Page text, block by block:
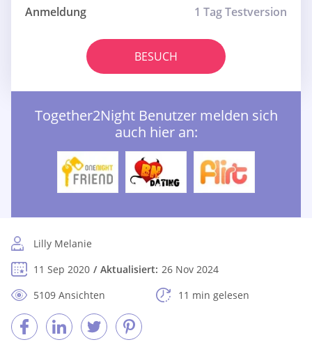
Anmeldung
1 Tag Testversion
BESUCH
Together2Night Benutzer melden sich
auch hier an:
Lilly Melanie
11 Sep 2020
Aktualisiert: 26 Nov 2024
5109 Ansichten
11 min gelesen